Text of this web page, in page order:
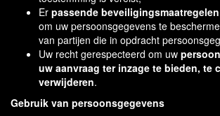
Er passende beveiligingsmaatregelen
om uw persoonsgegevens te
van partijen die in opdracht
Uw recht gerespecteerd om uw
uw aanvraag ter inzage te bieden, te
verwijderen.
Gebruik van persoonsgegevens